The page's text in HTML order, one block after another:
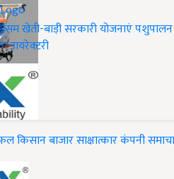
खेती-बाड़ीसरकारी योजनाएंपशुपालन
डायरेक्टरी
किसानबाजारसाक्षात्कारकंपनी